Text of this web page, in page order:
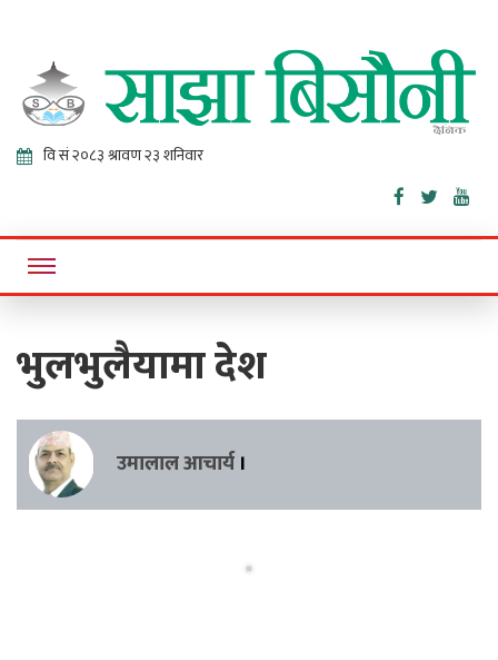
Sajha
Bisaunee
Online News Portal
भुलभुलैयामा देश
उमालाल आचार्य ।